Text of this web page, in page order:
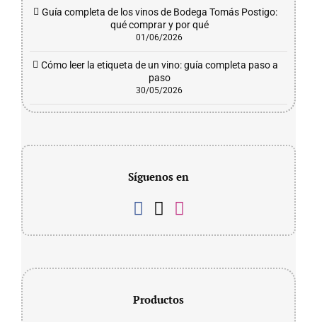
Guía completa de los vinos de Bodega Tomás Postigo:
qué comprar y por qué
01/06/2026
Cómo leer la etiqueta de un vino: guía completa paso a
paso
30/05/2026
Síguenos en
Productos